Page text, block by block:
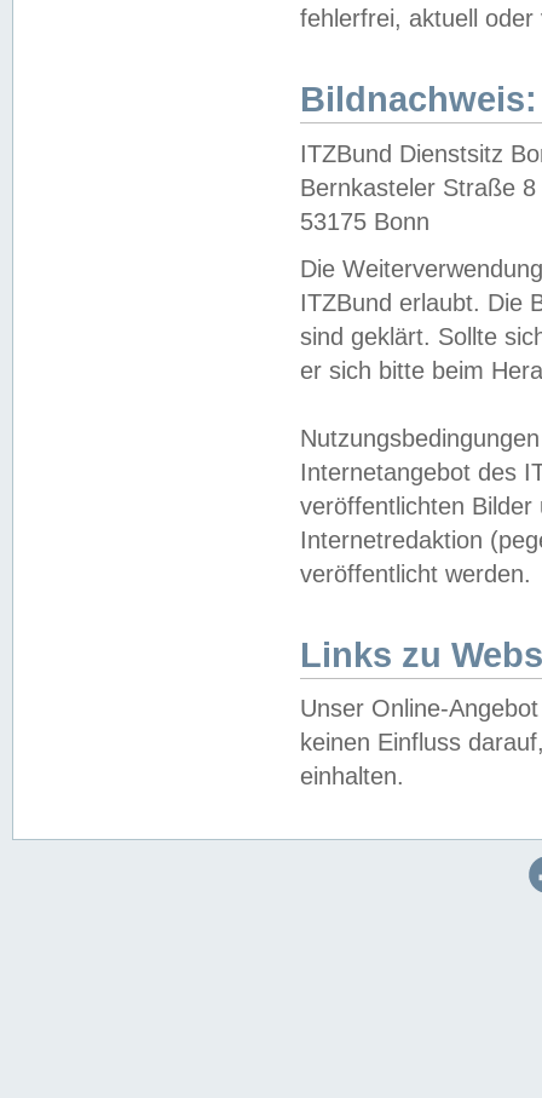
fehlerfrei, aktuell oder
Bildnachweis:
ITZBund Dienstsitz
Bernkasteler Straße 8
53175 Bonn
Die
ITZBund erlaubt. Die
sind geklärt. Sollte
er sich bitte beim
Internetangebot des
veröffentlichten
Internetredaktion
veröffentlicht werden.
Links zu
Unser Online-
keinen Einfluss
einhalten.